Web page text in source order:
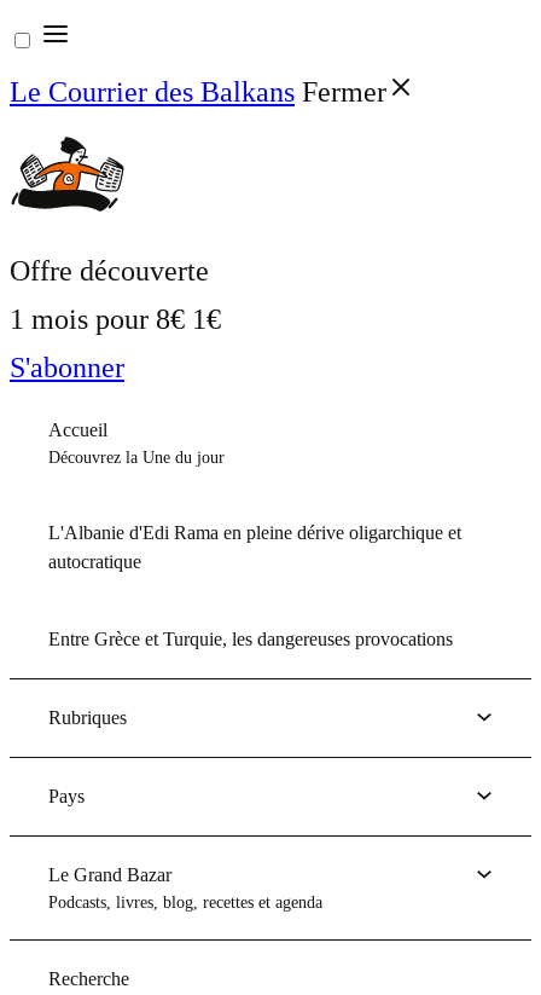
Aller
au
contenu
Le Courrier des Balkans Fermer
Offre découverte
1 mois pour 8€ 1€
S'abonner
Accueil
Découvrez la Une du jour
L'Albanie d'Edi Rama en pleine dérive oligarchique et
autocratique
Entre Grèce et Turquie, les dangereuses provocations
Rubriques
Pays
Le Grand Bazar
Podcasts, livres, blog, recettes et agenda
Recherche